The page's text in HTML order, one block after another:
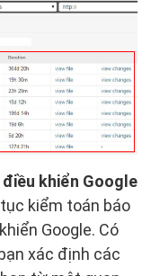
khiển Google
kiểm toán báo
Google. Có
xác định các